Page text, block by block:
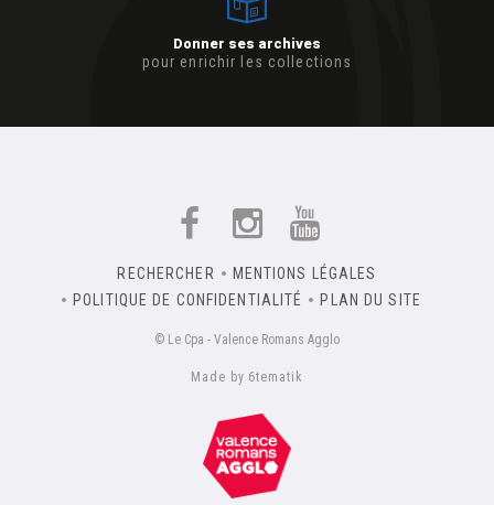
Donner ses archives
pour enrichir les collections
RECHERCHER
MENTIONS LÉGALES
POLITIQUE DE CONFIDENTIALITÉ
PLAN DU SITE
© Le Cpa - Valence Romans Agglo
Made by 6tematik